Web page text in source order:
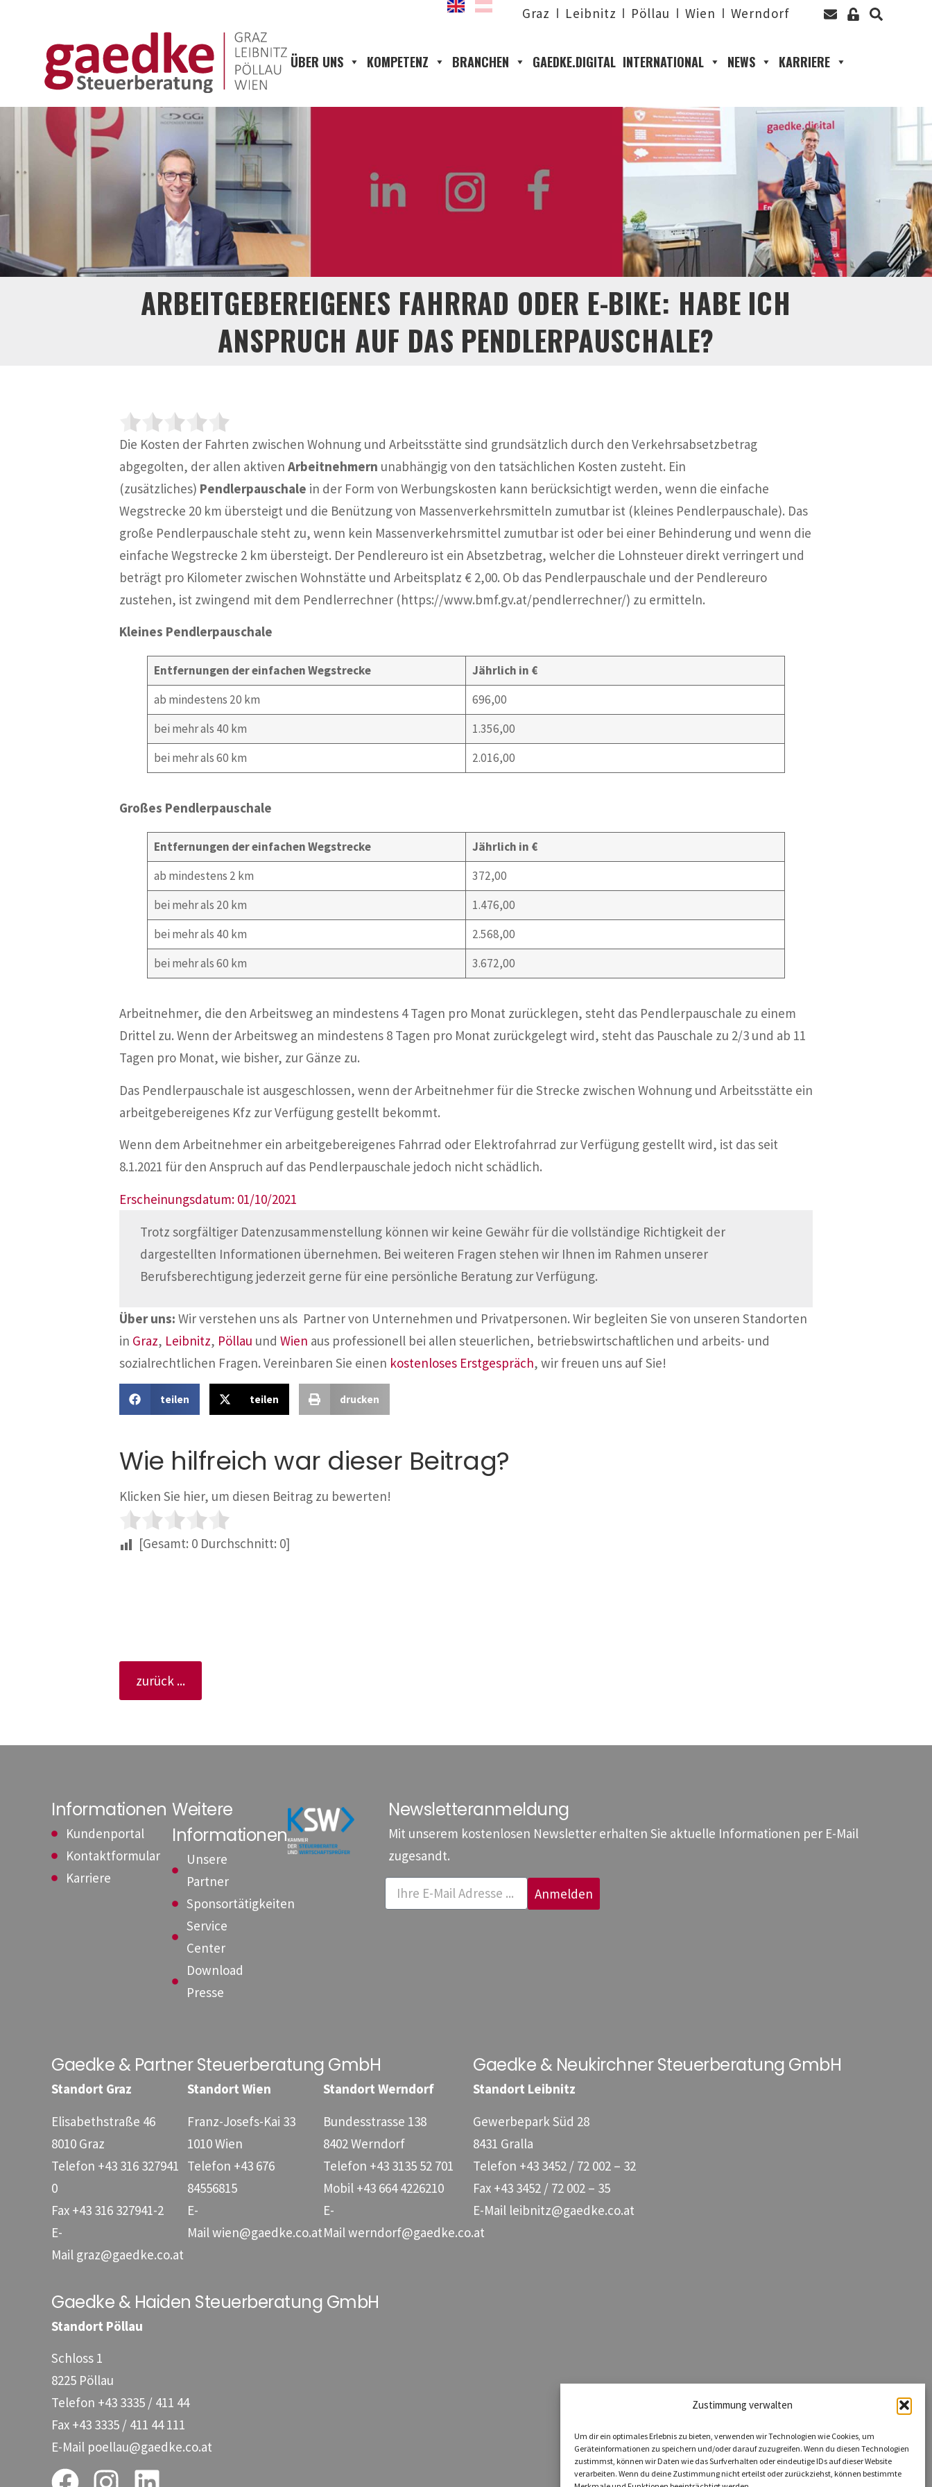
Zustimmung verwalten
Um dir ein optimales Erlebnis zu bieten, verwenden wir Technologien wie Cookies, um
Geräteinformationen zu speichern und/oder darauf zuzugreifen. Wenn du diesen Technologien
zustimmst, können wir Daten wie das Surfverhalten oder eindeutige IDs auf dieser Website
verarbeiten. Wenn du deine Zustimmung nicht erteilst oder zurückziehst, können bestimmte
Graz Leibnitz Pöllau Wien Werndorf
ÜBER UNS KOMPETENZ BRANCHEN GAEDKE.DIGITAL INTERNATIONAL NEWS KARRIERE
ARBEITGEBEREIGENES FAHRRAD ODER E-BIKE: HABE ICH
ANSPRUCH AUF DAS PENDLERPAUSCHALE?
Die Kosten der Fahrten zwischen Wohnung und Arbeitsstätte sind grundsätzlich durch den Verkehrsabsetzbetrag
abgegolten, der allen aktiven Arbeitnehmern unabhängig von den tatsächlichen Kosten zusteht. Ein
(zusätzliches) Pendlerpauschale in der Form von Werbungskosten kann berücksichtigt werden, wenn die einfache
Wegstrecke 20 km übersteigt und die Benützung von Massenverkehrsmitteln zumutbar ist (kleines Pendlerpauschale). Das
große Pendlerpauschale steht zu, wenn kein Massenverkehrsmittel zumutbar ist oder bei einer Behinderung und wenn die
einfache Wegstrecke 2 km übersteigt. Der Pendlereuro ist ein Absetzbetrag, welcher die Lohnsteuer direkt verringert und
beträgt pro Kilometer zwischen Wohnstätte und Arbeitsplatz € 2,00. Ob das Pendlerpauschale und der Pendlereuro
zustehen, ist zwingend mit dem Pendlerrechner (https://www.bmf.gv.at/pendlerrechner/) zu ermitteln.
Kleines Pendlerpauschale
Entfernungen der einfachen Wegstrecke
Jährlich in €
ab mindestens 20 km
696,00
bei mehr als 40 km
1.356,00
bei mehr als 60 km
2.016,00
Großes Pendlerpauschale
Entfernungen der einfachen Wegstrecke
Jährlich in €
ab mindestens 2 km
372,00
bei mehr als 20 km
1.476,00
bei mehr als 40 km
2.568,00
bei mehr als 60 km
3.672,00
Arbeitnehmer, die den Arbeitsweg an mindestens 4 Tagen pro Monat zurücklegen, steht das Pendlerpauschale zu einem
Drittel zu. Wenn der Arbeitsweg an mindestens 8 Tagen pro Monat zurückgelegt wird, steht das Pauschale zu 2/3 und ab 11
Tagen pro Monat, wie bisher, zur Gänze zu.
Das Pendlerpauschale ist ausgeschlossen, wenn der Arbeitnehmer für die Strecke zwischen Wohnung und Arbeitsstätte ein
arbeitgebereigenes Kfz zur Verfügung gestellt bekommt.
Wenn dem Arbeitnehmer ein arbeitgebereigenes Fahrrad oder Elektrofahrrad zur Verfügung gestellt wird, ist das seit
8.1.2021 für den Anspruch auf das Pendlerpauschale jedoch nicht schädlich.
Erscheinungsdatum: 01/10/2021
Trotz sorgfältiger Datenzusammenstellung können wir keine Gewähr für die vollständige Richtigkeit der
dargestellten Informationen übernehmen. Bei weiteren Fragen stehen wir Ihnen im Rahmen unserer
Berufsberechtigung jederzeit gerne für eine persönliche Beratung zur Verfügung.
Über uns: Wir verstehen uns als Partner von Unternehmen und Privatpersonen. Wir begleiten Sie von unseren Standorten
in Graz, Leibnitz, Pöllau und Wien aus professionell bei allen steuerlichen, betriebswirtschaftlichen und arbeits- und
sozialrechtlichen Fragen. Vereinbaren Sie einen kostenloses Erstgespräch, wir freuen uns auf Sie!
teilen teilen drucken
Wie hilfreich war dieser Beitrag?
Klicken Sie hier, um diesen Beitrag zu bewerten!
[Gesamt: 0 Durchschnitt: 0]
zurück ...
Informationen
Kundenportal
Kontaktformular
Karriere
Weitere
Informationen
Unsere
Partner
Sponsortätigkeiten
Service
Center
Download
Presse
Newsletteranmeldung
Mit unserem kostenlosen Newsletter erhalten Sie aktuelle Informationen per E-Mail
zugesandt.
Anmelden
Gaedke & Partner Steuerberatung GmbH
Standort Graz
Elisabethstraße 46
8010 Graz
Telefon +43 316 327941
0
Fax +43 316 327941-2
E-
Mail graz@gaedke.co.at
Standort Wien
Franz-Josefs-Kai 33
1010 Wien
Telefon +43 676
84556815
E-
Mail wien@gaedke.co.at
Standort Werndorf
Bundesstrasse 138
8402 Werndorf
Telefon +43 3135 52 701
Mobil +43 664 4226210
E-
Mail werndorf@gaedke.co.at
Gaedke & Neukirchner Steuerberatung GmbH
Standort Leibnitz
Gewerbepark Süd 28
8431 Gralla
Telefon +43 3452 / 72 002 – 32
Fax +43 3452 / 72 002 – 35
E-Mail leibnitz@gaedke.co.at
Gaedke & Haiden Steuerberatung GmbH
Standort Pöllau
Schloss 1
8225 Pöllau
Telefon +43 3335 / 411 44
Fax +43 3335 / 411 44 111
E-Mail poellau@gaedke.co.at